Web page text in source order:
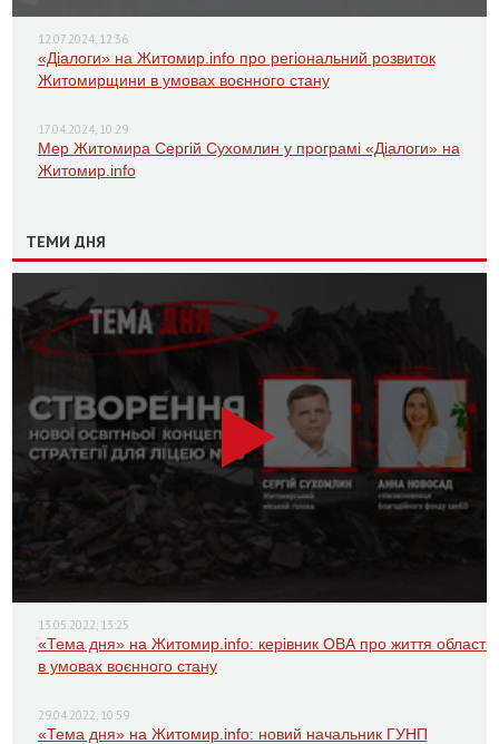
12.07.2024, 12:36
«Діалоги» на Житомир.info про регіональний розвиток
Житомирщини в умовах воєнного стану
17.04.2024, 10:29
Мер Житомира Сергій Сухомлин у програмі «Діалоги» на
Житомир.info
ТЕМИ ДНЯ
13.05.2022, 13:25
«Тема дня» на Житомир.info: керівник ОВА про життя області
в умовах воєнного стану
29.04.2022, 10:59
«Тема дня» на Житомир.info: новий начальник ГУНП